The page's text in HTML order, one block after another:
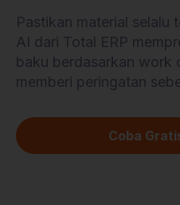
Pastikan material selalu
AI dari Total ERP
baku berdasarkan work
memberi peringatan
Coba